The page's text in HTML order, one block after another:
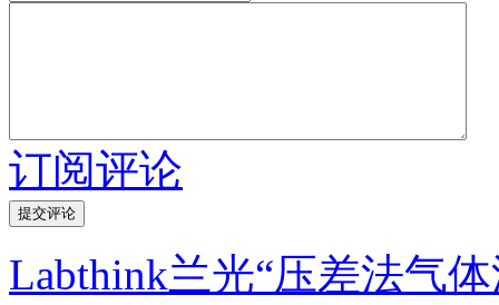
订阅评论
Labthink兰光“压差法气